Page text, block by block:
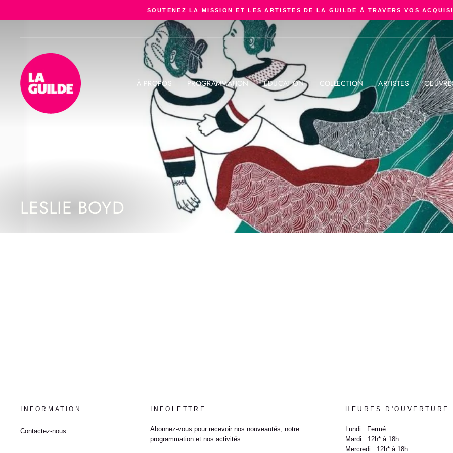
Diaporama
Pause
SOUTENEZ LA MISSION ET LES ARTISTES DE LA GUILDE À TRAVERS VOS
À PROPOS PROGRAMMATION ÉDUCATION COLLECTION ARTISTES
LESLIE BOYD
INFORMATION
Contactez-nous
INFOLETTRE
Abonnez-vous pour recevoir nos nouveautés, notre
programmation et nos activités.
HEURES D'OUVERTURE
Lundi : Fermé
Mardi : 12h* à 18h
Mercredi : 12h* à 18h